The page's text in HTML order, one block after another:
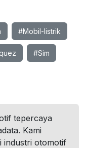
#Mobil-listrik
#Sim
tepercaya
Kami
industri otomotif